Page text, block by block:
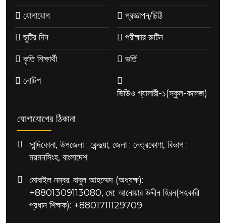
যোগাযোগ
ছুটির দিন
কৃতি শিক্ষার্থী
নোটিশ
প্রজ্ঞাপন/চিঠি
পরীক্ষার রুটিন
ভর্তি
ভিডিও গ্যালারী-১(স্কুল-কলেজ)
যোগাযোগের ঠিকানা
সান্দিকোনা, উপজেলা : কেন্দুয়া, জেলা : নেত্রকোণা, বিভাগ :
ময়মনসিংহ, বাংলাদেশ
মোবাইল নম্বর: বাবুল আহম্মেদ (অধ্যক্ষ):
+8801309113080, মো: আনোয়ার উদ্দীন হিরন(সহকারী
প্রধান শিক্ষক): +8801711129709